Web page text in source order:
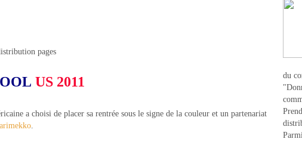
US 2011
a choisi de placer sa rentrée sous le signe de la couleur et un partenariat
.
du